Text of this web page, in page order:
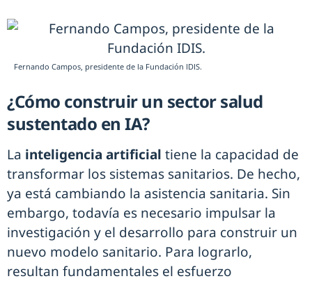
Fernando Campos, presidente de la Fundación IDIS.
¿Cómo construir un sector salud
sustentado en IA?
La inteligencia artificial tiene la capacidad de
transformar los sistemas sanitarios. De hecho,
ya está cambiando la asistencia sanitaria. Sin
embargo, todavía es necesario impulsar la
investigación y el desarrollo para construir un
nuevo modelo sanitario. Para lograrlo,
resultan fundamentales el esfuerzo